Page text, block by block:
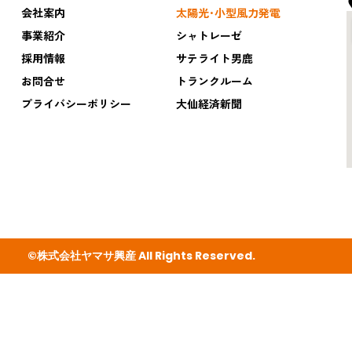
会社案内
事業紹介
採用情報
お問合せ
プライバシーポリシー
太陽光･小型風力発電
シャトレーゼ
サテライト男鹿
トランクルーム
大仙経済新聞
©株式会社ヤマサ興産 All Rights Reserved.